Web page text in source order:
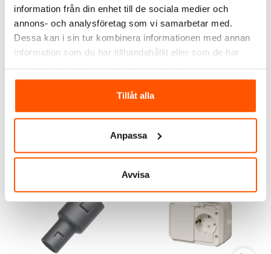
information från din enhet till de sociala medier och
annons- och analysföretag som vi samarbetar med.
Dessa kan i sin tur kombinera informationen med annan
information som du har tillhandahållit eller som de har
Tillåt alla
Anpassa
Avvisa
WiZ LED White Filament
Klar Glob 95 7W (60W) E27
WiFi
179,00 kr
WiZ LED White Filament
Edison 6,7W (50W) E27
WiFi
WiZ
169,00 kr